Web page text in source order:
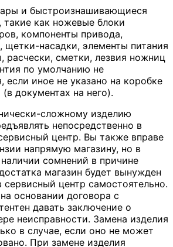
и быстроизнашивающиеся
такие как ножевые блоки
компоненты привода,
щетки-насадки, элементы питания
расчески, сметки, лезвия ножниц
по умолчанию не
если иное не указано на коробке
документах на него).
сложному изделию
непосредственно в
центр. Вы также вправе
напрямую магазину, но в
сомнений в причине
магазин будет вынужден
сервисный центр самостоятельно.
основании договора с
давать заключение о
неисправности. Замена изделия
в случае, если оно не может
При замене изделия